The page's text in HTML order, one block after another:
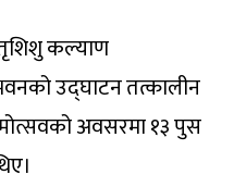
कल्याण
उद्घाटन तत्कालीन
अवसरमा १३ पुस